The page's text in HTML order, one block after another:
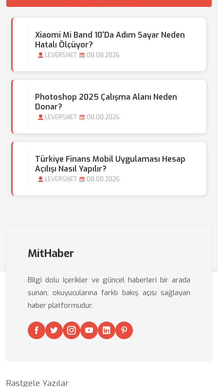
Xiaomi Mi Band 10'da Adım Sayar Neden
Hatalı Ölçüyor?
LEVERSNET 08.08.2026
Photoshop 2025 Çalışma Alanı Neden
Donar?
LEVERSNET 08.08.2026
Türkiye Finans Mobil Uygulaması Hesap
Açılışı Nasıl Yapılır?
LEVERSNET 08.08.2026
MitHaber
Bilgi dolu içerikler ve güncel haberleri bir arada
sunan, okuyucularına farklı bakış açısı sağlayan
haber platformudur.
Rastgele Yazılar